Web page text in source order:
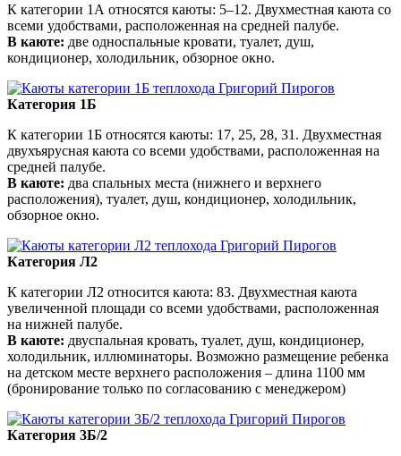
К категории 1А относятся каюты: 5–12. Двухместная каюта со
всеми удобствами, расположенная на средней палубе.
В каюте: две односпальные кровати, туалет, душ,
кондиционер, холодильник, обзорное окно.
Категория 1Б
К категории 1Б относятся каюты: 17, 25, 28, 31. Двухместная
двухъярусная каюта со всеми удобствами, расположенная на
средней палубе.
В каюте: два спальных места (нижнего и верхнего
расположения), туалет, душ, кондиционер, холодильник,
обзорное окно.
Категория Л2
К категории Л2 относится каюта: 83. Двухместная каюта
увеличенной площади со всеми удобствами, расположенная
на нижней палубе.
В каюте: двуспальная кровать, туалет, душ, кондиционер,
холодильник, иллюминаторы. Возможно размещение ребенка
на детском месте верхнего расположения – длина 1100 мм
(бронирование только по согласованию с менеджером)
Категория 3Б/2